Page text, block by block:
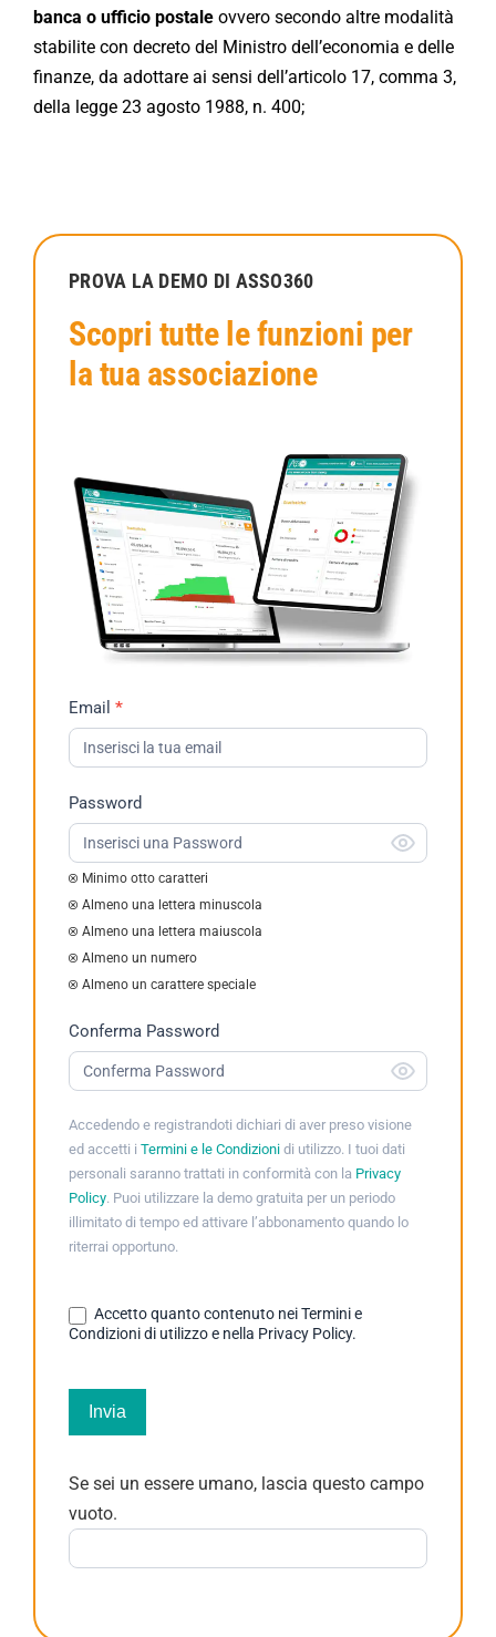
banca o ufficio postaleovvero secondo altre modalità
stabilite con decreto del Ministro dell’economia e delle
finanze, da adottare ai sensi dell’articolo 17, comma 3,
della legge 23 agosto 1988, n. 400;
PROVA LA DEMO DI ASSO360
Scopri tutte le funzioni per
la tua associazione
Richiesta
Demo
2023
Email *
Password
Minimo otto caratteri
Almeno una lettera minuscola
Almeno una lettera maiuscola
Almeno un numero
Almeno un carattere speciale
Conferma Password
Accedendo e registrandoti dichiari di aver preso visione
ed accetti i Termini e le Condizionidi utilizzo. I tuoi dati
personali saranno trattati in conformità con la Privacy
Policy. Puoi utilizzare la demo gratuita per un periodo
illimitato di tempo ed attivare l’abbonamento quando lo
riterrai opportuno.
Accetto quanto contenuto nei Termini e
Condizioni di utilizzo e nella Privacy Policy.
Invia
Se sei un essere umano, lascia questo campo
vuoto.